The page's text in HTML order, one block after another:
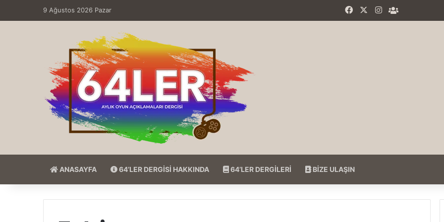
9 Ağustos 2026 Pazar FacebookInstagram
64'LER
ANASAYFA 64’LER DERGİSİ HAKKINDA 64’LER DERGİLERİ BİZE ULAŞIN